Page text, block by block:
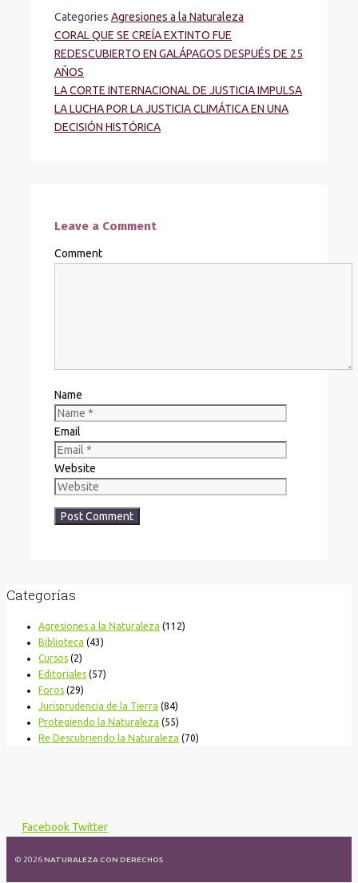
Categories Agresiones a la Naturaleza
CORAL QUE SE CREÍA EXTINTO FUE
REDESCUBIERTO EN GALÁPAGOS DESPUÉS DE 25
AÑOS
LA CORTE INTERNACIONAL DE JUSTICIA IMPULSA
LA LUCHA POR LA JUSTICIA CLIMÁTICA EN UNA
DECISIÓN HISTÓRICA
Leave a Comment
Comment
Name
Email
Website
Categorías
Agresiones a la Naturaleza (112)
Biblioteca (43)
Cursos (2)
Editoriales (57)
Foros (29)
Jurisprudencia de la Tierra (84)
Protegiendo la Naturaleza (55)
Re Descubriendo la Naturaleza (70)
Facebook Twitter
© 2026NATURALEZA CON DERECHOS